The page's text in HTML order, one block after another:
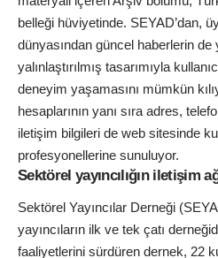
belleği hüviyetinde. SEYAD’dan,
dünyasından güncel haberlerin de
yalınlaştırılmış tasarımıyla
deneyim yaşamasını mümkün
hesaplarının yanı sıra adres,
iletişim bilgileri de web sitesinde
profesyonellerine sunuluyor.
Sektörel yayıncılığın iletişim
Sektörel Yayıncılar Derneği
yayıncıların ilk ve tek çatı
faaliyetlerini sürdüren dernek, 22